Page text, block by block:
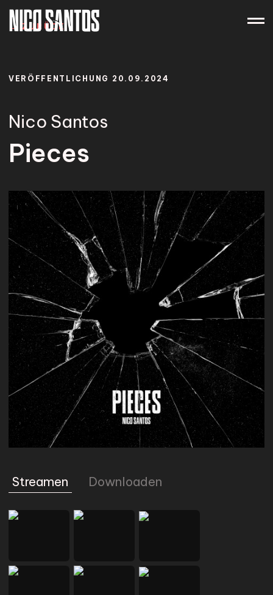
Zum
Inhalt
springen
SINGLES
VIDEOS
MERCH
BIO
KONTAKT
NEWSLETTER
ZURÜCK
VERÖFFENTLICHUNG 20.09.2024
Nico Santos
Pieces
Streamen Downloaden